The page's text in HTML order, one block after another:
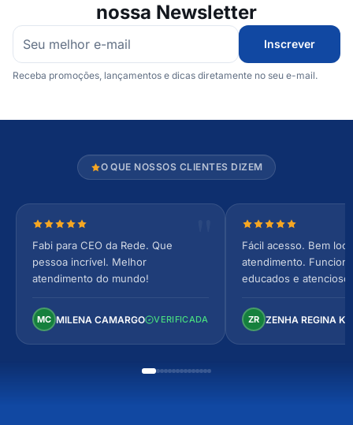
nossa Newsletter
Inscrever
Receba promoções, lançamentos e dicas diretamente no seu e-mail.
O QUE NOSSOS CLIENTES DIZEM
Nota 5 de 5 estrelas
Fabi para CEO da Rede. Que
pessoa incrível. Melhor
atendimento do mundo!
MC MILENA CAMARGO VERIFICADA
Nota 5 de 5
Fácil acesso. Bem
atendimento.
educados e
Perfeito!
ZR ZENHA REGINA